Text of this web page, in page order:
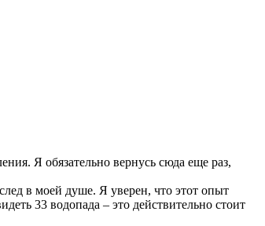
Я обязательно вернусь сюда еще раз,
в моей душе. Я уверен, что этот опыт
33 водопада – это действительно стоит